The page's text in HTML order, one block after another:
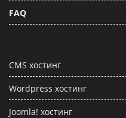
FAQ
CMS хостинг
Wordpress хостинг
Joomla! хостинг